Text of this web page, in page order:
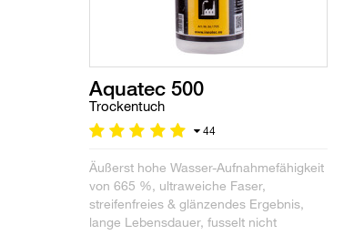
Aquatec 500
Trockentuch
44
Äußerst hohe Wasser-Aufnahmefähigkeit
von 665 %, ultraweiche Faser,
streifenfreies & glänzendes Ergebnis,
lange Lebensdauer, fusselt nicht